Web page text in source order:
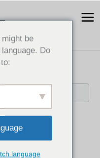
中心(21)
案例
be
Do
language